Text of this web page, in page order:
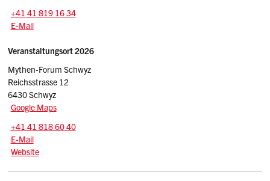
Tel.:
+41 41 819 16 34
E-Mail: awi
E-Mail
Veranstaltungsort 2026
Mythen-Forum Schwyz
Reichsstrasse 12
6430 Schwyz
Google Maps
Tel.:
+41 41 818 60 40
E-Mail: info
E-Mail
Website